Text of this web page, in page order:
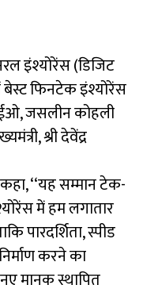
इंश्योरेंस (डिजिट
बेस्ट फिनटेक इंश्योरेंस
जसलीन कोहली
श्री देवेंद्र
‘‘यह सम्मान टेक-
में हम लगातार
पारदर्शिता, स्पीड
करने का